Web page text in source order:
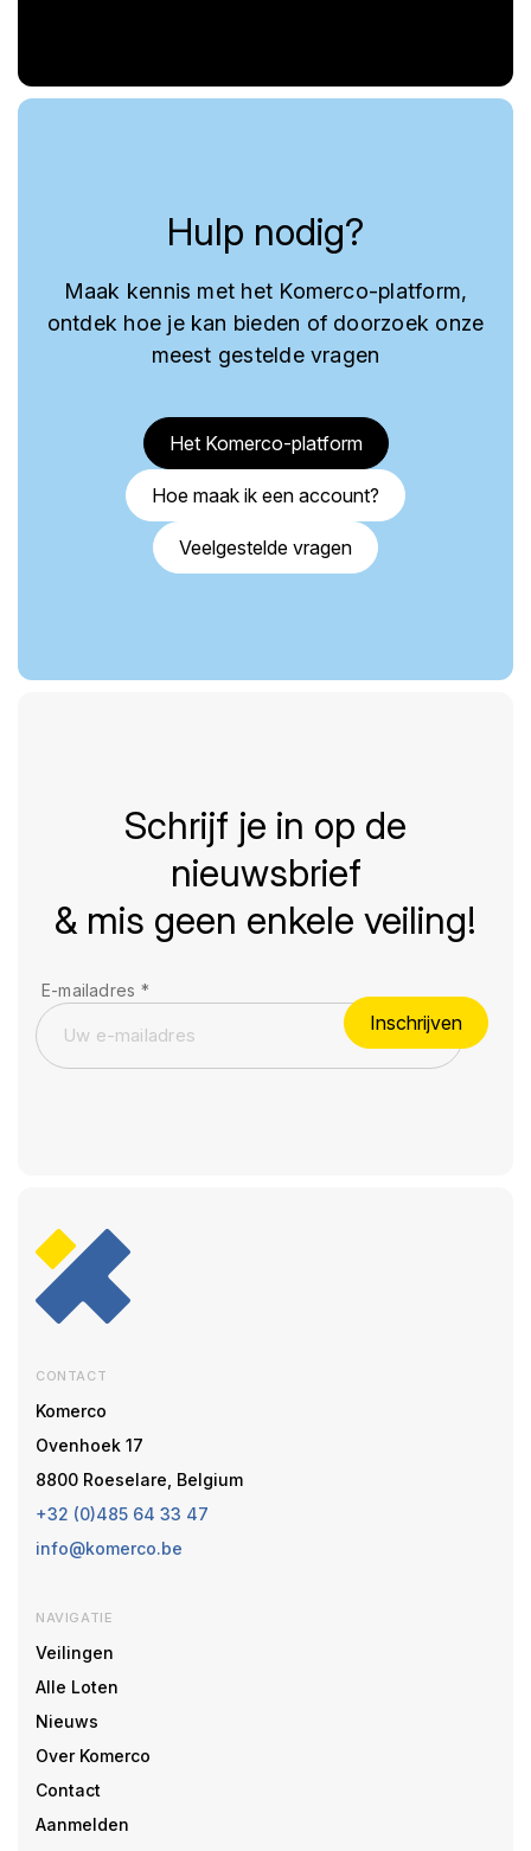
Hulp nodig?
Maak kennis met het Komerco-platform,
ontdek hoe je kan bieden of doorzoek onze
meest gestelde vragen
Het Komerco-platform
Hoe maak ik een account?
Veelgestelde vragen
Schrijf je in op de
nieuwsbrief
& mis geen enkele veiling!
E-mailadres *
Inschrijven
CONTACT
Komerco
Ovenhoek 17
8800 Roeselare, Belgium
+32 (0)485 64 33 47
info@komerco.be
NAVIGATIE
Veilingen
Alle Loten
Nieuws
Over Komerco
Contact
Aanmelden